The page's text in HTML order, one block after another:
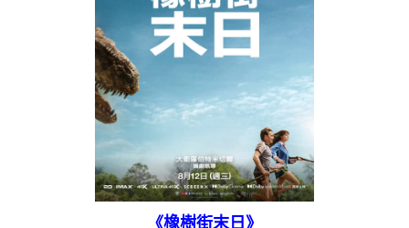
《橡樹街末日》